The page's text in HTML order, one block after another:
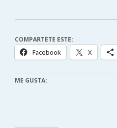
COMPARTETE ESTE:
Facebook X
ME GUSTA: